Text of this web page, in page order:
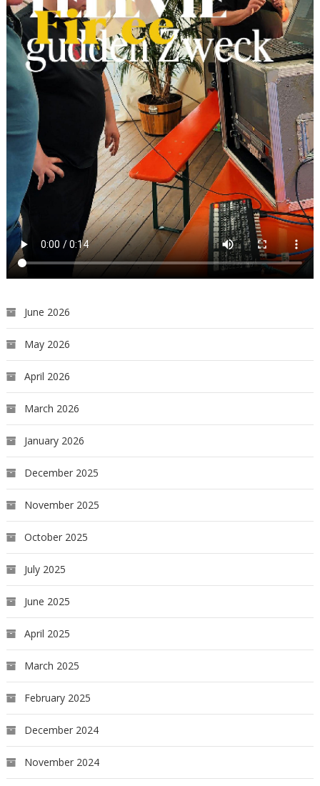
June 2026
May 2026
April 2026
March 2026
January 2026
December 2025
November 2025
October 2025
July 2025
June 2025
April 2025
March 2025
February 2025
December 2024
November 2024